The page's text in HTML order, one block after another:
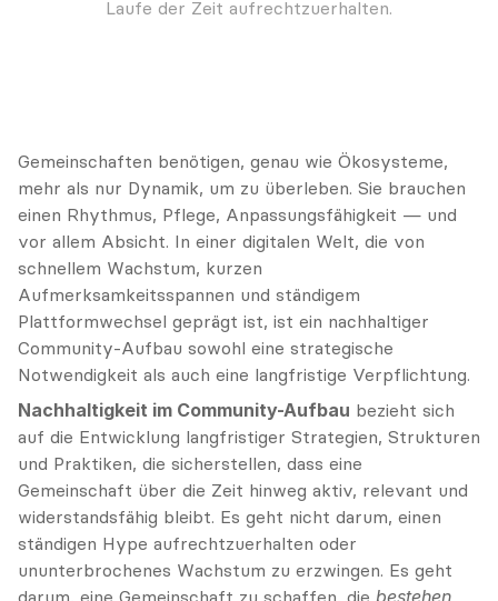
Laufe der Zeit aufrechtzuerhalten.
Gemeinschaften benötigen, genau wie Ökosysteme,
mehr als nur Dynamik, um zu überleben. Sie brauchen
einen Rhythmus, Pflege, Anpassungsfähigkeit — und
vor allem Absicht. In einer digitalen Welt, die von
schnellem Wachstum, kurzen
Aufmerksamkeitsspannen und ständigem
Plattformwechsel geprägt ist, ist ein nachhaltiger
Community-Aufbau sowohl eine strategische
Notwendigkeit als auch eine langfristige Verpflichtung.
Nachhaltigkeit im Community-Aufbau bezieht sich
auf die Entwicklung langfristiger Strategien, Strukturen
und Praktiken, die sicherstellen, dass eine
Gemeinschaft über die Zeit hinweg aktiv, relevant und
widerstandsfähig bleibt. Es geht nicht darum, einen
ständigen Hype aufrechtzuerhalten oder
ununterbrochenes Wachstum zu erzwingen. Es geht
darum, eine Gemeinschaft zu schaffen, die bestehen